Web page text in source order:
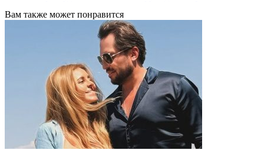
Вам также может понравится